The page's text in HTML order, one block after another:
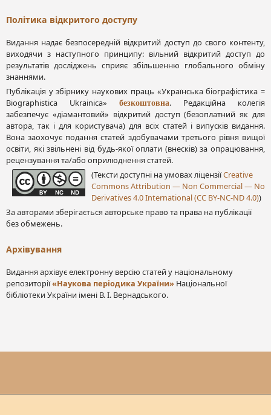
Політика відкритого доступу
Видання надає безпосередній відкритий доступ до свого контенту,
виходячи з наступного принципу: вільний відкритий доступ до
результатів досліджень сприяє збільшенню глобального обміну
знаннями.
Публікація у збірнику наукових праць «Українська біографістика =
Biographistica Ukrainica» безкоштовна. Редакційна колегія
забезпечує «діамантовий» відкритий доступ (безоплатний як для
автора, так і для користувача) для всіх статей і випусків видання.
Вона заохочує подання статей здобувачами третього рівня вищої
освіти, які звільнені від будь-якої оплати (внесків) за опрацювання,
рецензування та/або оприлюднення статей.
(Тексти доступні на умовах ліцензіїCreative
Commons Attribution — Non Commercial — No
Derivatives 4.0 International (CC BY-NC-ND 4.0))
За авторами зберігається авторське право та права на публікації
без обмежень.
Архівування
Видання архівує електронну версію статей у національному
репозиторії«Наукова періодика України» Національної
бібліотеки України імені В. І. Вернадського.